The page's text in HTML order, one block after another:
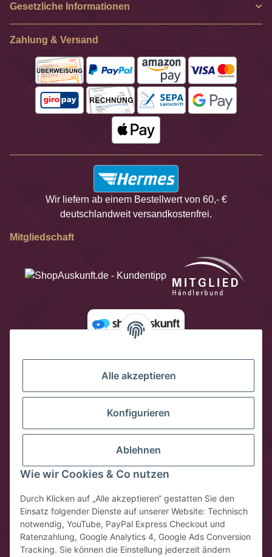
Alle akzeptieren
Konfigurieren
Ablehnen
Wie wir Cookies & Co nutzen
Durch Klicken auf „Alle akzeptieren“ gestatten Sie den
Einsatz folgender Dienste auf unserer Website: Technisch
notwendig, YouTube, PayPal Express Checkout und
Ratenzahlung, Google Analytics 4, Google Ads Conversion
Tracking. Sie können die Einstellung jederzeit ändern
Gesetzliche Informationen
Zahlung & Versand
Wir liefern ab einem Bestellwert von 60,- €
deutschlandweit versandkostenfrei.
Mitgliedschaft
* Alle Preise inkl. gesetzlicher USt., zzgl.Versandkosten
** gilt für Lieferungen innerhalb Deutschlands, Lieferzeiten für
andere Länder entnehmen Sie bitte der Schaltfläche mit den